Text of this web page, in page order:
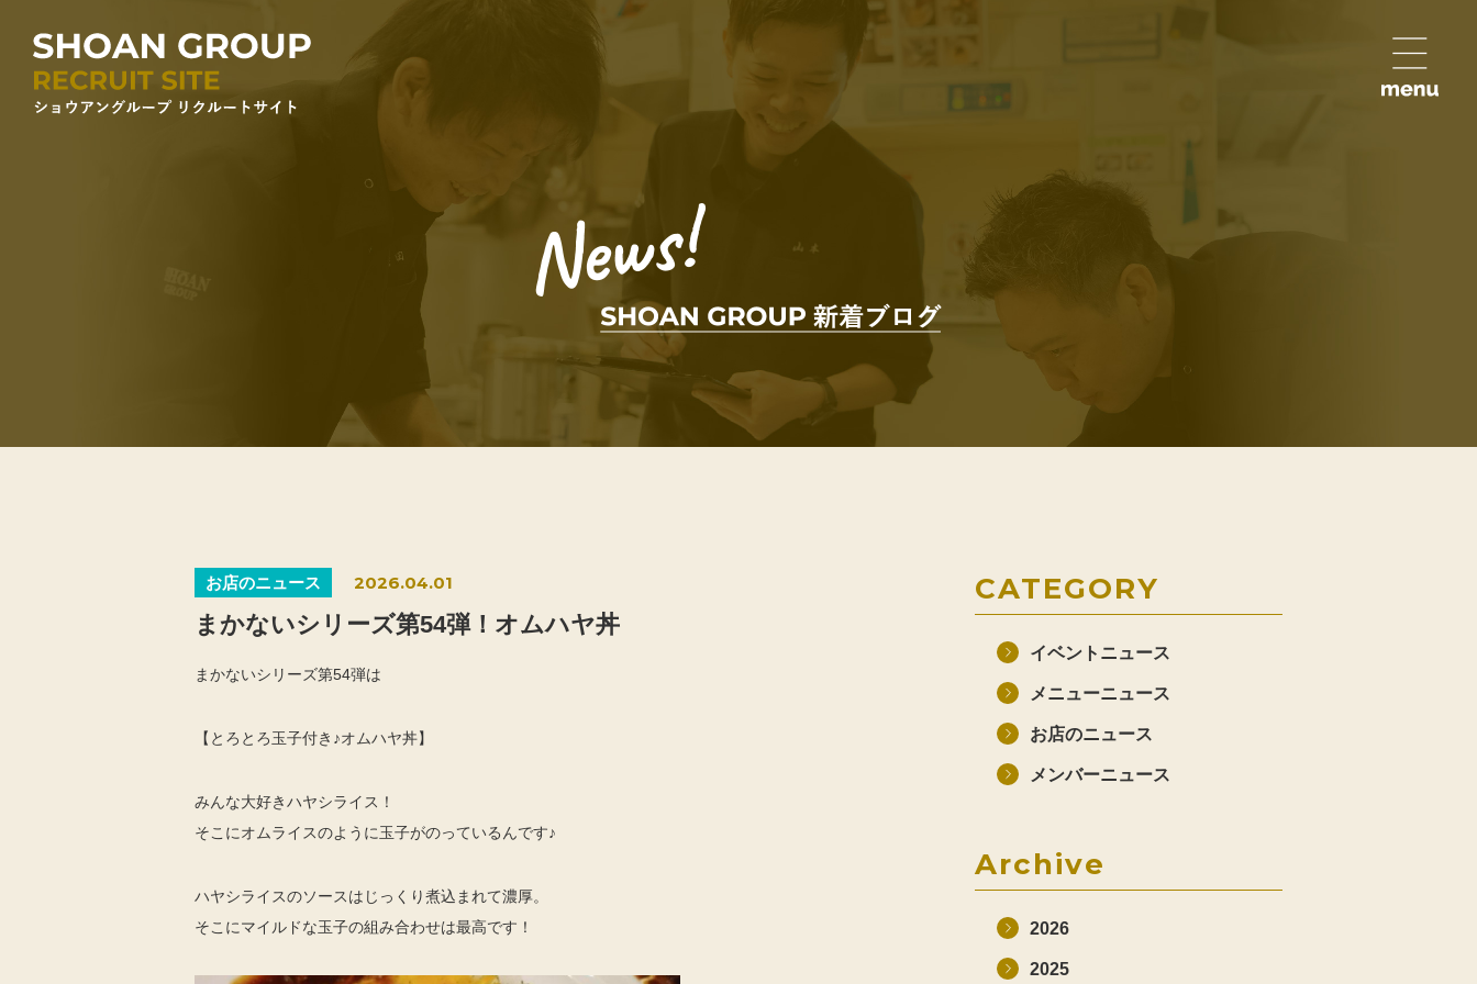
お店のニュース 2026.04.01
まかないシリーズ第54弾！オムハヤ丼
まかないシリーズ第54弾は
【とろとろ玉子付き♪オムハヤ丼】
みんな大好きハヤシライス！
そこにオムライスのように玉子がのっているんです♪
ハヤシライスのソースはじっくり煮込まれて濃厚。
そこにマイルドな玉子の組み合わせは最高です！
CATEGORY
イベントニュース
メニューニュース
お店のニュース
メンバーニュース
Archive
2026
2025